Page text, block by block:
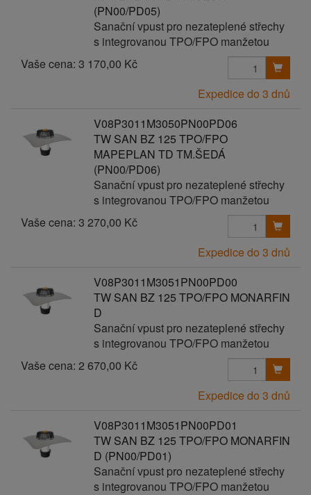
(PN00/PD05)
Sanační vpust pro nezateplené střechy
s integrovanou TPO/FPO manžetou
Vaše cena: 3 170,00 Kč
Expedice do 3 dnů
V08P3011M3050PN00PD06
TW SAN BZ 125 TPO/FPO
MAPEPLAN TD TM.ŠEDÁ
(PN00/PD06)
Sanační vpust pro nezateplené střechy
s integrovanou TPO/FPO manžetou
Vaše cena: 3 270,00 Kč
Expedice do 3 dnů
V08P3011M3051PN00PD00
TW SAN BZ 125 TPO/FPO MONARFIN
D
Sanační vpust pro nezateplené střechy
s integrovanou TPO/FPO manžetou
Vaše cena: 2 670,00 Kč
Expedice do 3 dnů
V08P3011M3051PN00PD01
TW SAN BZ 125 TPO/FPO MONARFIN
D (PN00/PD01)
Sanační vpust pro nezateplené střechy
s integrovanou TPO/FPO manžetou